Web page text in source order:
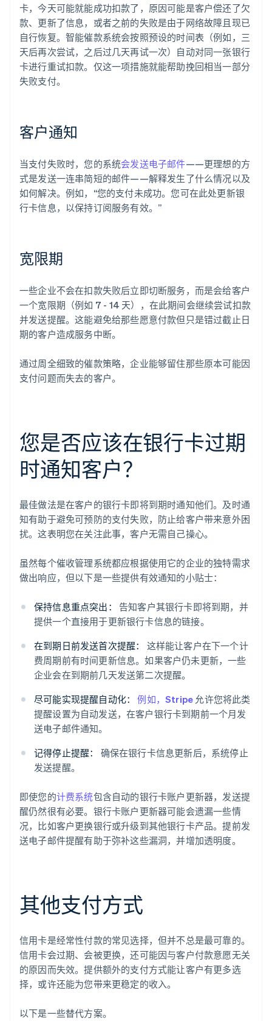
卡，今天可能就能成功扣款了，原因可能是客户偿还了欠
款、更新了信息，或者之前的失败是由于网络故障且现已
自行恢复。智能催款系统会按照预设的时间表（例如，三
天后再次尝试，之后过几天再试一次）自动对同一张银行
卡进行重试扣款。仅这一项措施就能帮助挽回相当一部分
失败支付。
客户通知
当支付失败时，您的系统会发送电子邮件——更理想的方
式是发送一连串简短的邮件——解释发生了什么情况以及
如何解决。例如，“您的支付未成功。您可在此处更新银
行卡信息，以保持订阅服务有效。”
宽限期
一些企业不会在扣款失败后立即切断服务，而是会给客户
一个宽限期（例如 7 - 14 天），在此期间会继续尝试扣款
并发送提醒。这能避免给那些愿意付款但只是错过截止日
期的客户造成服务中断。
通过周全细致的催款策略，企业能够留住那些原本可能因
支付问题而失去的客户。
您是否应该在银行卡过期
时通知客户？
最佳做法是在客户的银行卡即将到期时通知他们。及时通
知有助于避免可预防的支付失败，防止给客户带来意外困
扰。这表明您在关注此事，客户无需自己操心。
虽然每个催收管理系统都应根据使用它的企业的独特需求
做出响应，但以下是一些提供有效通知的小贴士：
保持信息重点突出：
告知客户其银行卡即将到期，并
提供一个直接用于更新银行卡信息的链接。
在到期日前发送首次提醒：
这样能让客户在下一个计
费周期前有时间更新信息。如果客户仍未更新，一些
企业会在到期前几天发送第二次提醒。
尽可能实现提醒自动化：
例如，Stripe 允许您将此类
提醒设置为自动发送，在客户银行卡到期前一个月发
送电子邮件通知。
记得停止提醒：
确保在银行卡信息更新后，系统停止
发送提醒。
即使您的计费系统包含自动的银行卡账户更新器，发送提
醒仍然很有必要。银行卡账户更新器可能会遗漏一些情
况，比如客户更换银行或升级到其他银行卡产品。提前发
送电子邮件提醒有助于弥补这些漏洞，并增加透明度。
其他支付方式
信用卡是经常性付款的常见选择，但并不总是最可靠的。
信用卡会过期、会被更换，还可能因与客户付款意愿无关
的原因而失效。提供额外的支付方式能让客户有更多选
择，或许还能为您带来更稳定的收入。
以下是一些替代方案。